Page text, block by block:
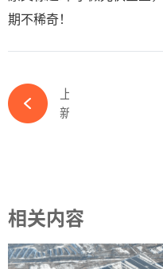
期不稀奇！
相关内容